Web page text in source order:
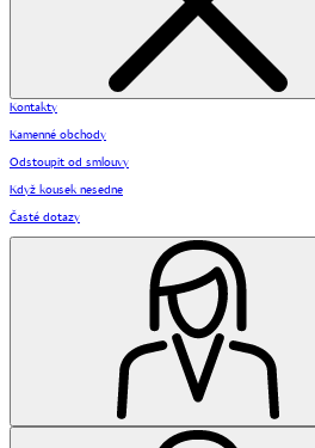
Kontakty
Kamenné obchody
Odstoupit od smlouvy
Když kousek nesedne
Časté dotazy